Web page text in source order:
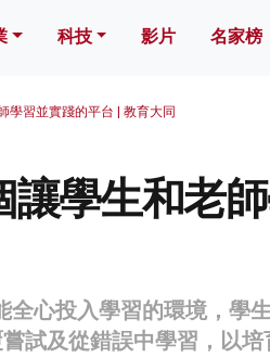
科技 影片 名家榜
學習並實踐的平台 | 教育大同
讓學生和老
心投入學習的環境，學
試及從錯誤中學習，以培